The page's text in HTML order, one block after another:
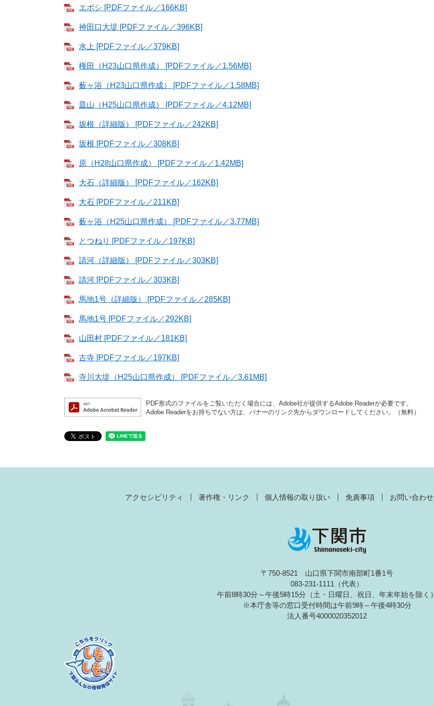
エボシ [PDFファイル／166KB]
神田口大堤 [PDFファイル／396KB]
水上 [PDFファイル／379KB]
権田（H23山口県作成） [PDFファイル／1.56MB]
薮ヶ浴（H23山口県作成） [PDFファイル／1.58MB]
皿山（H25山口県作成） [PDFファイル／4.12MB]
坂根（詳細版） [PDFファイル／242KB]
坂根 [PDFファイル／308KB]
原（H28山口県作成） [PDFファイル／1.42MB]
大石（詳細版） [PDFファイル／162KB]
大石 [PDFファイル／211KB]
薮ヶ浴（H25山口県作成） [PDFファイル／3.77MB]
とつねり [PDFファイル／197KB]
請河（詳細版） [PDFファイル／303KB]
請河 [PDFファイル／303KB]
馬地1号（詳細版） [PDFファイル／285KB]
馬地1号 [PDFファイル／292KB]
山田村 [PDFファイル／181KB]
古寺 [PDFファイル／197KB]
寺川大堤（H25山口県作成） [PDFファイル／3.61MB]
PDF形式のファイルをご覧いただく場合には、Adobe社が提供するAdobe Readerが必要です。
Adobe Readerをお持ちでない方は、バナーのリンク先からダウンロードしてください。（無料）
アクセシビリティ 著作権・リンク 個人情報の取り扱い 免責事項 お問い合わせ
〒750-8521 山口県下関市南部町1番1号
083-231-1111（代表）
午前8時30分～午後5時15分（土・日曜日、祝日、年末年始を除く）
※本庁舎等の窓口受付時間は午前9時～午後4時30分
法人番号4000020352012